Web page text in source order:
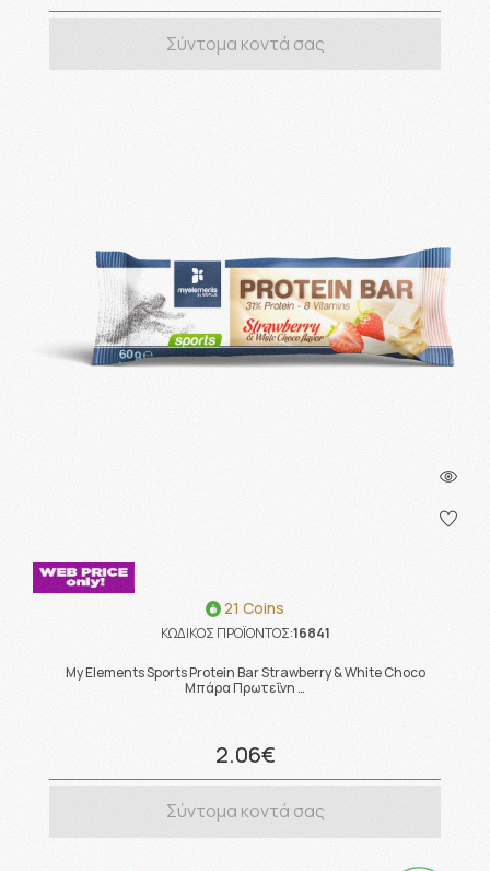
Σύντομα κοντά σας
21 Coins
ΚΩΔΙΚΟΣ ΠΡΟΪΟΝΤΟΣ:16841
My Elements Sports Protein Bar Strawberry & White Choco
Mπάρα Πρωτεΐνη …
2.06€
Σύντομα κοντά σας